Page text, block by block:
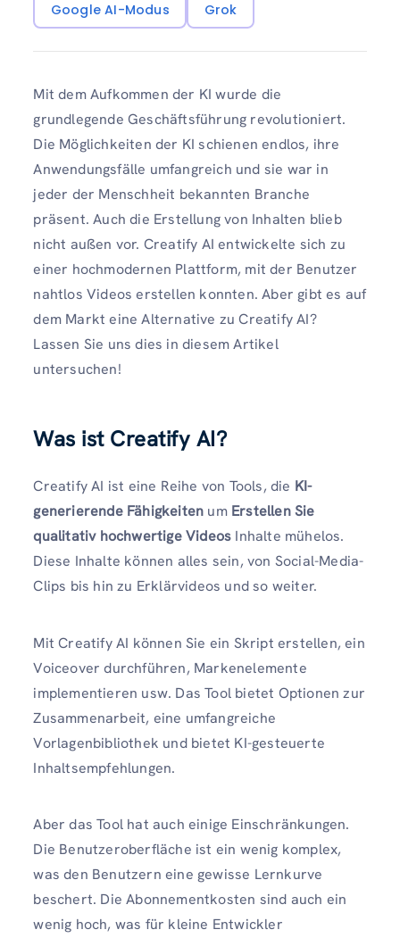
Google AI-Modus
Grok
Mit dem Aufkommen der KI wurde die
grundlegende Geschäftsführung revolutioniert.
Die Möglichkeiten der KI schienen endlos, ihre
Anwendungsfälle umfangreich und sie war in
jeder der Menschheit bekannten Branche
präsent. Auch die Erstellung von Inhalten blieb
nicht außen vor. Creatify AI entwickelte sich zu
einer hochmodernen Plattform, mit der Benutzer
nahtlos Videos erstellen konnten. Aber gibt es auf
dem Markt eine Alternative zu Creatify AI?
Lassen Sie uns dies in diesem Artikel
untersuchen!
Was ist Creatify AI?
Creatify AI ist eine Reihe von Tools, die KI-
generierende Fähigkeiten um Erstellen Sie
qualitativ hochwertige Videos Inhalte mühelos.
Diese Inhalte können alles sein, von Social-Media-
Clips bis hin zu Erklärvideos und so weiter.
Mit Creatify AI können Sie ein Skript erstellen, ein
Voiceover durchführen, Markenelemente
implementieren usw. Das Tool bietet Optionen zur
Zusammenarbeit, eine umfangreiche
Vorlagenbibliothek und bietet KI-gesteuerte
Inhaltsempfehlungen.
Aber das Tool hat auch einige Einschränkungen.
Die Benutzeroberfläche ist ein wenig komplex,
was den Benutzern eine gewisse Lernkurve
beschert. Die Abonnementkosten sind auch ein
wenig hoch, was für kleine Entwickler